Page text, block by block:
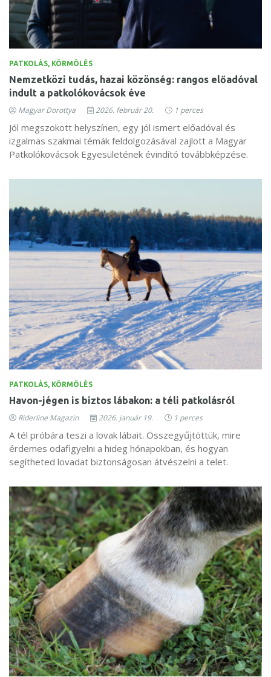
PATKOLÁS, KÖRMÖLÉS
Nemzetközi tudás, hazai közönség: rangos előadóval
indult a patkolókovácsok éve
Magyar Dorottya 2026. február 20. 1 perces
Jól megszokott helyszínen, egy jól ismert előadóval és
izgalmas szakmai témák feldolgozásával zajlott a Magyar
Patkolókovácsok Egyesületének évindító továbbképzése.
PATKOLÁS, KÖRMÖLÉS
Havon-jégen is biztos lábakon: a téli patkolásról
Riderline Magazin 2026. január 19. 1 perces
A tél próbára teszi a lovak lábait. Összegyűjtöttük, mire
érdemes odafigyelni a hideg hónapokban, és hogyan
segítheted lovadat biztonságosan átvészelni a telet.